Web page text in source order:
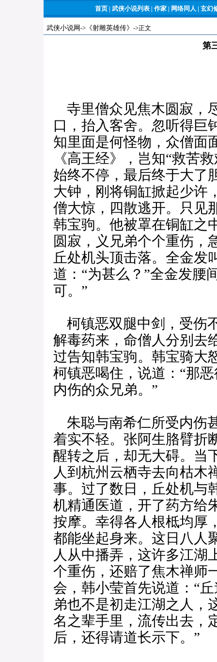
首页 | 武侠小说列表 | 作家 | 网络同人 | 玄幻
武侠小说网 -> 《射雕英雄传》 ->正文
第
寺里僧众见焦木圆寂，
口，抬入客舍。忽听得巨
知里面是何怪物，众僧面
《高王经》，岂知“救苦
始终不停，最后终于大了
大钟，刚将铜缸掀起少许
僧大惊，四散逃开。只见
韩宝驹。他被罩在铜缸之
圆寂，义兄弟个个重伤，
丘处机头顶击落。全金发
道：“为甚么？”全金发
可。”
柯镇恶双腿中剑，受伤
解毒药来，命僧人分别去
过告知韩宝驹。韩宝骑大
柯镇恶喝住，说道：“那
内伤的众兄弟。”
朱聪与南希仁所受内伤
着实不轻。张阿生胳臂折
醒转之后，却无大碍。当
人到杭州云栖寺去向枯木
事。过了数日，丘处机与
机精通医道，开了药方给
按摩。幸得各人根柢均厚
都能坐起身来。这日八人
人从中播弄，这许多江湖
个重伤，还赔了焦木禅师
会，韩小莹首先说道：“
弟也不是初走江湖之人，
名之辈手里，流传出去，
后，还得请道长示下。”